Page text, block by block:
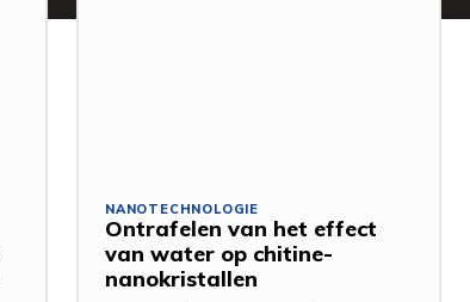
NANOTECHNOLOGIE
Ontrafelen van het effect
van water op chitine-
nanokristallen